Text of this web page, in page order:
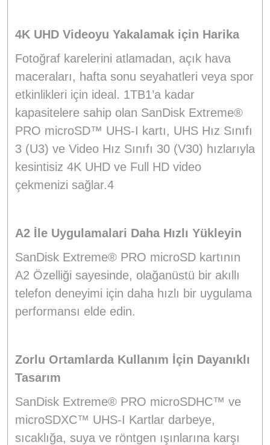
4K UHD Videoyu Yakalamak için Harika
Fotoğraf karelerini atlamadan, açık hava
maceraları, hafta sonu seyahatleri veya spor
etkinlikleri için ideal. 1TB1’a kadar
kapasitelere sahip olan SanDisk Extreme®
PRO microSD™ UHS-I kartı, UHS Hız Sınıfı
3 (U3) ve Video Hız Sınıfı 30 (V30) hızlarıyla
kesintisiz 4K UHD ve Full HD video
çekmenizi sağlar.4
A2 İle Uygulamalari Daha Hızlı Yükleyin
SanDisk Extreme® PRO microSD kartının
A2 Özelliği sayesinde, olağanüstü bir akıllı
telefon deneyimi için daha hızlı bir uygulama
performansı elde edin.
Zorlu Ortamlarda Kullanım İçin Dayanıklı
Tasarım
SanDisk Extreme® PRO microSDHC™ ve
microSDXC™ UHS-I Kartlar darbeye,
sıcaklığa, suya ve röntgen ışınlarına karşı